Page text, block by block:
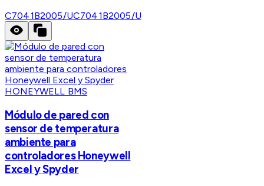
C7041B2005/UC7041B2005/U
HONEYWELL BMS
Módulo de pared con
sensor de temperatura
ambiente para
controladores Honeywell
Excel y Spyder